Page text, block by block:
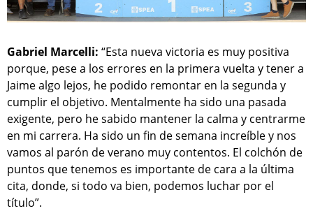
Gabriel Marcelli: “Esta nueva victoria es muy positiva
porque, pese a los errores en la primera vuelta y tener a
Jaime algo lejos, he podido remontar en la segunda y
cumplir el objetivo. Mentalmente ha sido una pasada
exigente, pero he sabido mantener la calma y centrarme
en mi carrera. Ha sido un fin de semana increíble y nos
vamos al parón de verano muy contentos. El colchón de
puntos que tenemos es importante de cara a la última
cita, donde, si todo va bien, podemos luchar por el
título”.